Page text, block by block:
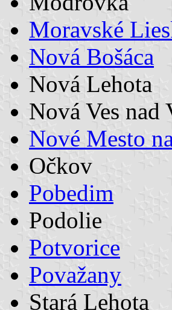
Moravské
Nová Bošáca
Nová Lehota
Nová Ves nad
Nové Mesto
Očkov
Pobedim
Podolie
Potvorice
Považany
Stará Lehota